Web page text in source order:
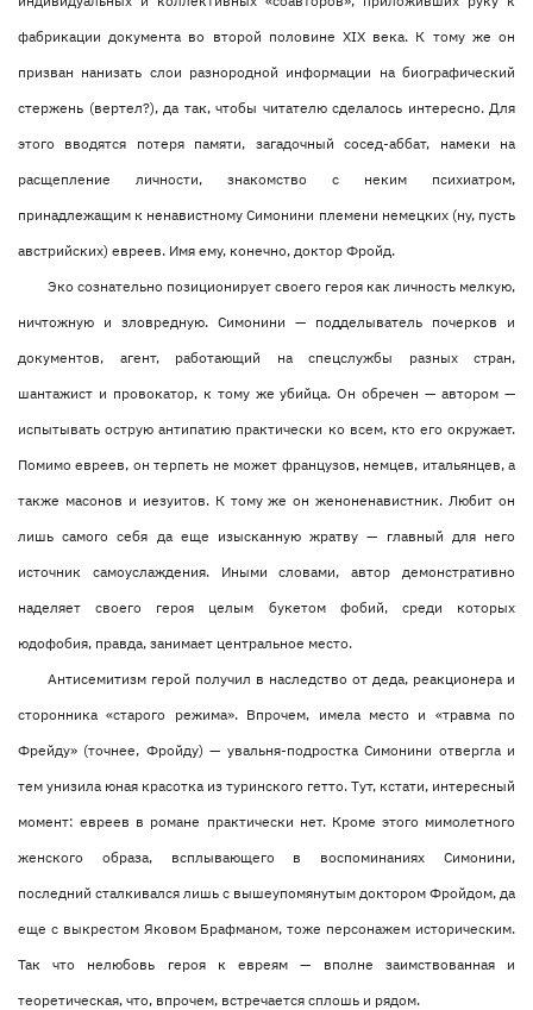
фабрикации документа во второй половине ХIX века. К тому же он
призван нанизать слои разнородной информации на биографический
стержень (вертел?), да так, чтобы читателю сделалось интересно. Для
этого вводятся потеря памяти, загадочный сосед-аббат, намеки на
расщепление личности, знакомство с неким психиатром,
принадлежащим к ненавистному Симонини племени немецких (ну, пусть
австрийских) евреев. Имя ему, конечно, доктор Фройд.
Эко сознательно позиционирует своего героя как личность мелкую,
ничтожную и зловредную. Симонини — подделыватель почерков и
документов, агент, работающий на спецслужбы разных стран,
шантажист и провокатор, к тому же убийца. Он обречен — автором —
испытывать острую антипатию практически ко всем, кто его окружает.
Помимо евреев, он терпеть не может французов, немцев, итальянцев, а
также масонов и иезуитов. К тому же он женоненавистник. Любит он
лишь самого себя да еще изысканную жратву — главный для него
источник самоуслаждения. Иными словами, автор демонстративно
наделяет своего героя целым букетом фобий, среди которых
юдофобия, правда, занимает центральное место.
Антисемитизм герой получил в наследство от деда, реакционера и
сторонника «старого режима». Впрочем, имела место и «травма по
Фрейду» (точнее, Фройду) — увальня-подростка Симонини отвергла и
тем унизила юная красотка из туринского гетто. Тут, кстати, интересный
момент: евреев в романе практически нет. Кроме этого мимолетного
женского образа, всплывающего в воспоминаниях Симонини,
последний сталкивался лишь с вышеупомянутым доктором Фройдом, да
еще с выкрестом Яковом Брафманом, тоже персонажем историческим.
Так что нелюбовь героя к евреям — вполне заимствованная и
теоретическая, что, впрочем, встречается сплошь и рядом.